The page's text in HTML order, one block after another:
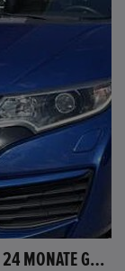
HONDA CIVIC CIVIC 1.4 I-VTEC COMFORT * 24 MONATE GARANTIE *